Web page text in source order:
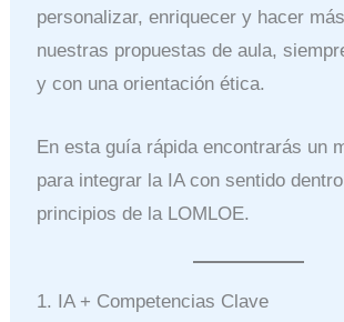
personalizar, enriquecer y hacer
nuestras propuestas de aula,
y con una orientación ética.
En esta guía rápida encontrarás un
para integrar la IA con sentido
principios de la LOMLOE.
1. IA + Competencias Clave